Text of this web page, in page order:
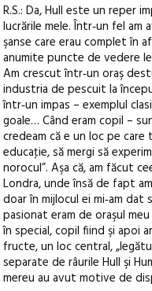
R.S.: Da, Hull este un reper
lucrările mele. Într‑un fel
şanse care erau complet în
anumite puncte de vedere
Am crescut într‑un oraş
industria de pescuit la
într‑un impas – exemplul
goale… Când eram copil –
credeam că e un loc pe care
educaţie, să mergi să
norocul”. Aşa că, am făcut
Londra, unde însă de fapt
doar în mijlocul ei mi‑am dat
pasionat eram de oraşul
în special, copil fiind şi apoi
fructe, un loc central,
separate de râurile Hull şi
mereu au avut motive de